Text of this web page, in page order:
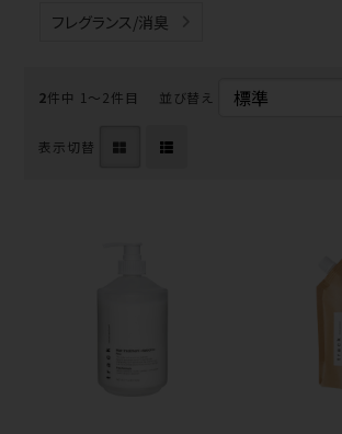
フレグランス/消臭
2件中 1〜2件目 並び替え
表示切替